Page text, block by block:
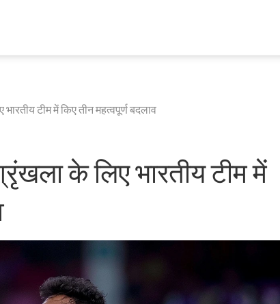
टीम में किए तीन महत्वपूर्ण बदलाव
के लिए भारतीय टीम में